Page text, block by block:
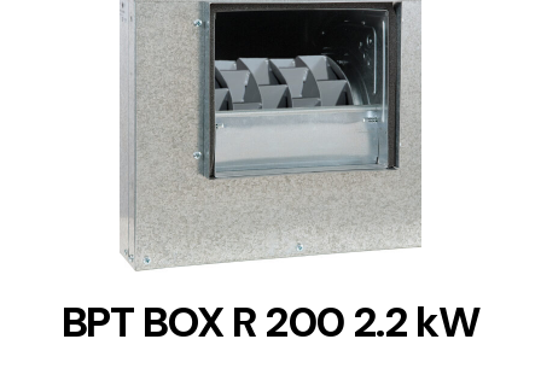
DETAILS
BPT BOX R 200 2.2 kW